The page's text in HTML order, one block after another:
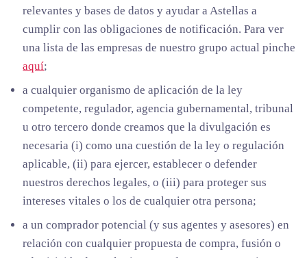
relevantes y bases de datos y ayudar a Astellas a
cumplir con las obligaciones de notificación. Para ver
una lista de las empresas de nuestro grupo actual pinche
aquí;
a cualquier organismo de aplicación de la ley
competente, regulador, agencia gubernamental, tribunal
u otro tercero donde creamos que la divulgación es
necesaria (i) como una cuestión de la ley o regulación
aplicable, (ii) para ejercer, establecer o defender
nuestros derechos legales, o (iii) para proteger sus
intereses vitales o los de cualquier otra persona;
a un comprador potencial (y sus agentes y asesores) en
relación con cualquier propuesta de compra, fusión o